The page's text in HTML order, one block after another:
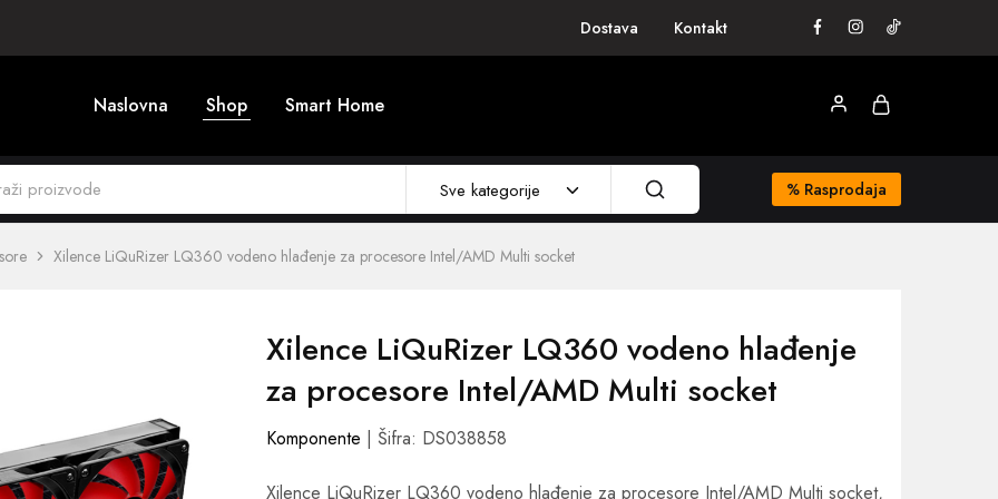
Dostava Kontakt
Naslovna Shop Smart Home
Sve kategorije % Rasprodaja
Xilence LiQuRizer LQ360 vodeno hlađenje za procesore Intel/AMD Multi socket
Xilence LiQuRizer LQ360 vodeno hlađenje
za procesore Intel/AMD Multi socket
Komponente | Šifra: DS038858
Xilence LiQuRizer LQ360 vodeno hlađenje za procesore Intel/AMD Multi socket,